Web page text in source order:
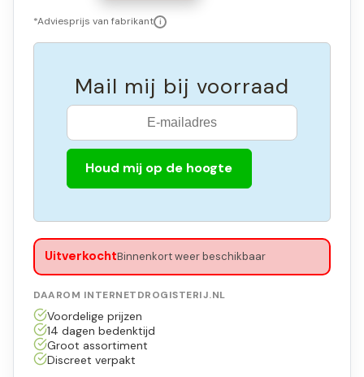
*Adviesprijs van fabrikant i
Mail mij bij voorraad
Houd mij op de hoogte
UitverkochtBinnenkort weer beschikbaar
DAAROM INTERNETDROGISTERIJ.NL
Voordelige prijzen
14 dagen bedenktijd
Groot assortiment
Discreet verpakt